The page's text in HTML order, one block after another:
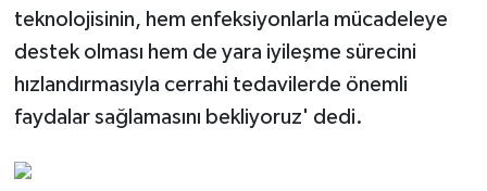
teknolojisinin, hem enfeksiyonlarla mücadeleye
destek olması hem de yara iyileşme sürecini
hızlandırmasıyla cerrahi tedavilerde önemli
faydalar sağlamasını bekliyoruz' dedi.